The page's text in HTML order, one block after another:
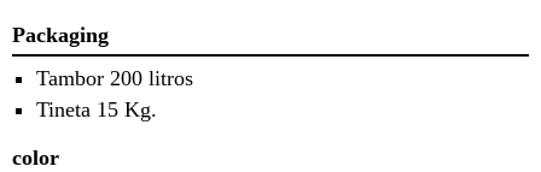
Packaging
Tambor 200 litros
Tineta 15 Kg.
color